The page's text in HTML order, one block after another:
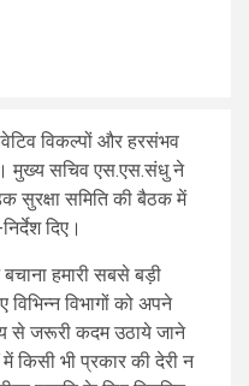
विकल्पों और हरसंभव
मुख्य सचिव एस.एस.संधु ने
सुरक्षा समिति की बैठक में
दिए।
हमारी सबसे बड़ी
विभागों को अपने
से जरूरी कदम उठाये जाने
किसी भी प्रकार की देरी न